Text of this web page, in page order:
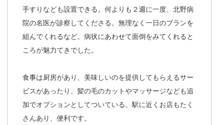
手すりなども設置できる。何よりも２週に一度、北野病
院の名医が診察してくださる。無理なく一日のプランを
組んでくれるなど。病状にあわせて面倒をみてくれると
ころが魅力てきでした。
食事は厨房があり、美味しいのを提供してもらえるサー
ビスがあったり、髪の毛のカットやマッサージなども追
加でオプションとしてついている。駅に近くお店もたく
さんあり、便利です。